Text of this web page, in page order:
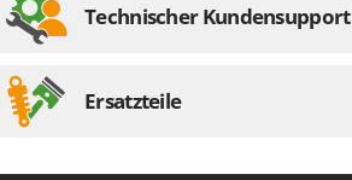
Technischer Kundensupport
Ersatzteile